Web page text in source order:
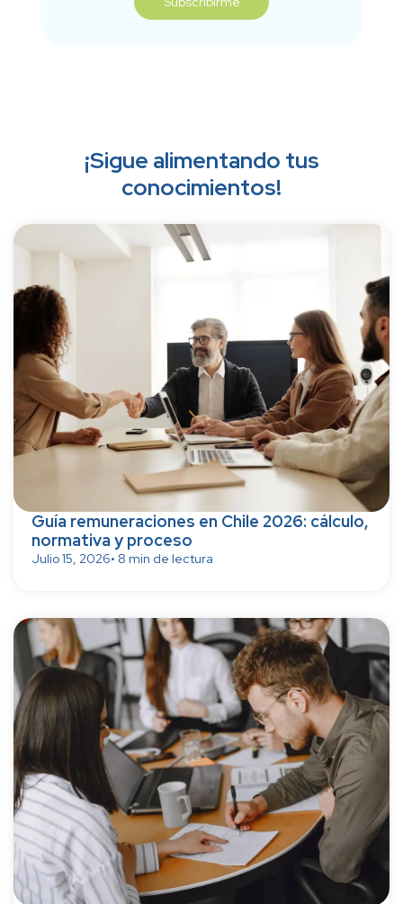
¡Sigue alimentando tus
conocimientos!
Guía remuneraciones en Chile 2026: cálculo,
normativa y proceso
Julio 15, 2026• 8 min de lectura